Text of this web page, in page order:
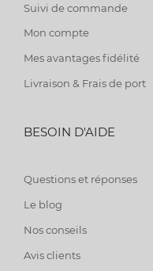
Suivi de commande
Mon compte
Mes avantages fidélité
Livraison & Frais de port
BESOIN D'AIDE
Questions et réponses
Le blog
Nos conseils
Avis clients